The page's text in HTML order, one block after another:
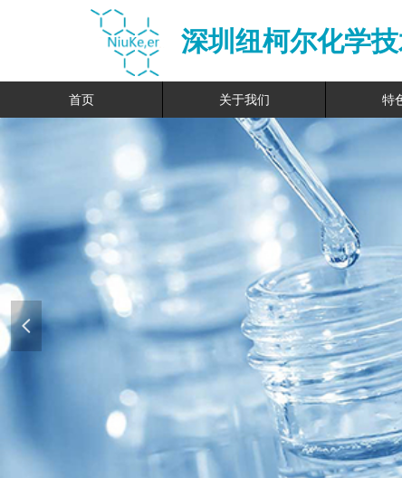
深圳纽柯尔化学
首页 关于我们 特
넳